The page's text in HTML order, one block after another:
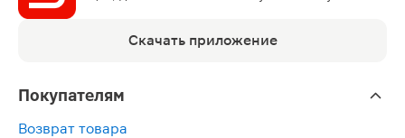
Скачать приложение
Покупателям
Возврат товара